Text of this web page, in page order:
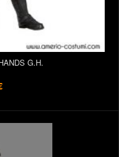
G.H.